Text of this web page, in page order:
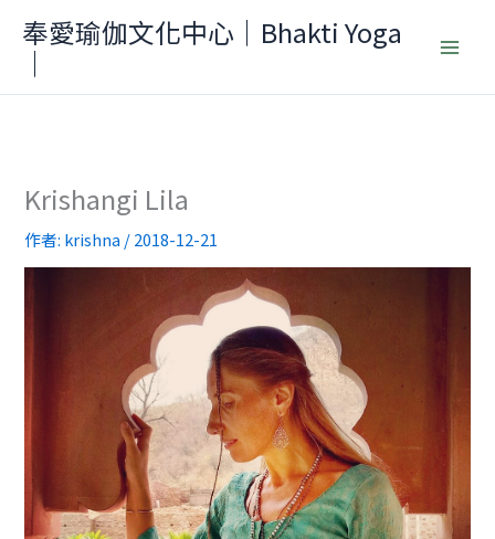
要
奉愛瑜伽文化中心｜Bhakti Yoga
｜
Krishangi Lila
作者: krishna /2018-12-21